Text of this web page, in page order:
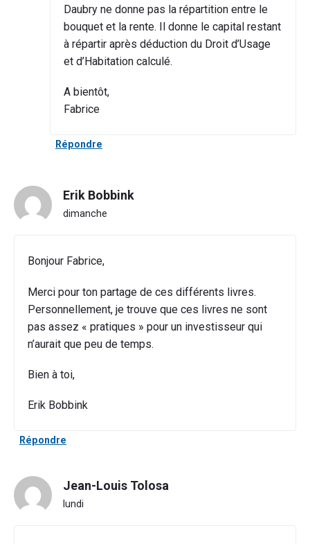
Daubry ne donne pas la répartition entre le
bouquet et la rente. Il donne le capital restant
à répartir après déduction du Droit d’Usage
et d’Habitation calculé.
A bientôt,
Fabrice
Répondre
Erik Bobbink
dimanche
Bonjour Fabrice,
Merci pour ton partage de ces différents livres.
Personnellement, je trouve que ces livres ne sont
pas assez « pratiques » pour un investisseur qui
n’aurait que peu de temps.
Bien à toi,
Erik Bobbink
Répondre
Jean-Louis Tolosa
lundi